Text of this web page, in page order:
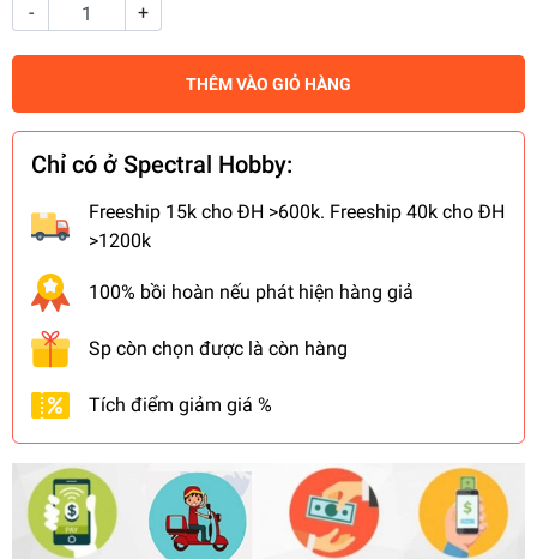
- +
THÊM VÀO GIỎ HÀNG
Chỉ có ở Spectral Hobby:
Freeship 15k cho ĐH >600k. Freeship 40k cho ĐH
>1200k
100% bồi hoàn nếu phát hiện hàng giả
Sp còn chọn được là còn hàng
Tích điểm giảm giá %